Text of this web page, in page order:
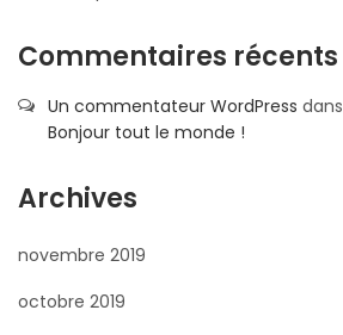
Commentaires récents
Un commentateur WordPress dans
Bonjour tout le monde !
Archives
novembre 2019
octobre 2019